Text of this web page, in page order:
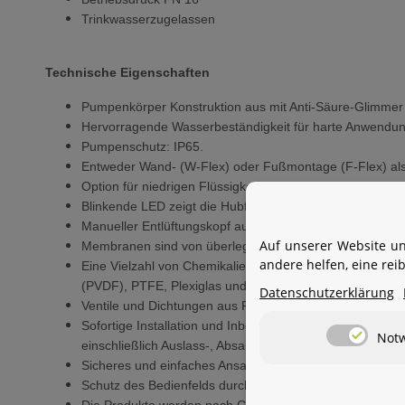
Trinkwasserzugelassen
Technische Eigenschaften
Pumpenkörper Konstruktion aus mit Anti-Säure-
Hervorragende Wasserbeständigkeit für harte
Pumpenschutz: IP65.
Entweder Wand- (W-Flex) oder Fußmontage (F-Flex)
Option für niedrigen Flüssigkeitsstand verfügbar, um
Blinkende LED zeigt die Hubfrequenz der Pumpe an.
Manueller Entlüftungskopf aus Polypropylen für
Membranen sind von überlegener Konstruktion
Eine Vielzahl von Chemikalien können aufgrund
(PVDF), PTFE, Plexiglas und 316SS.
Ventile und Dichtungen aus FPM (Viton), EPDM
Sofortige Installation und Inbetriebnahme, als
einschließlich Auslass-, Absaug- und
Sicheres und einfaches Ansaugen und Ventilwartung,
Schutz des Bedienfelds durch eine selbstklebende
Auf unserer Website
andere helfen, eine
Datenschutzerklärung